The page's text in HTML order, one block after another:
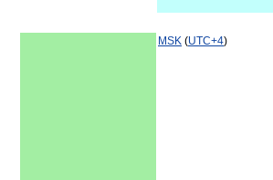
MSK (UTC+4)